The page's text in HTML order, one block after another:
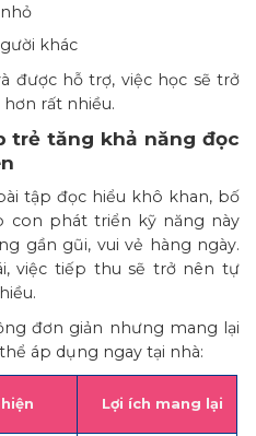
khác
được hỗ trợ, việc học sẽ trở
rất nhiều.
trẻ tăng khả năng đọc
tập đọc hiểu khô khan, bố
con phát triển kỹ năng này
gần gũi, vui vẻ hàng ngày.
việc tiếp thu sẽ trở nên tự
đơn giản nhưng mang lại
áp dụng ngay tại nhà:
Lợi ích mang lại